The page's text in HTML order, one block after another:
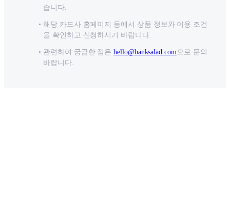
습니다.
해당 카드사 홈페이지 등에서 상품 정보와 이용 조건
을 확인하고 신청하시기 바랍니다.
관련하여 궁금한 점은 hello@banksalad.com으로 문의
바랍니다.